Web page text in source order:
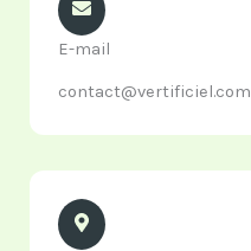
E-mail
contact@vertificiel.com